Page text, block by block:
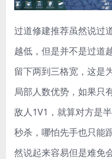
过道修建推荐虽然说过
越低，但是并不是过道
留下两到三格宽，这是
局部人数优势，如果只
敌人1V1，就算对方是
秒杀，哪怕先手也只能
然说起来容易但是难免